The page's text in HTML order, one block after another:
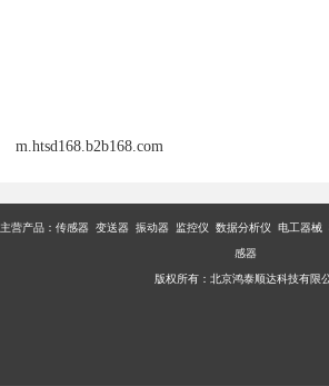
m.htsd168.b2b168.com
主营产品：传感器 变送器 振动器 监控仪 数据分析仪 电工器
感器
版权所有：北京鸿泰顺达科技有限